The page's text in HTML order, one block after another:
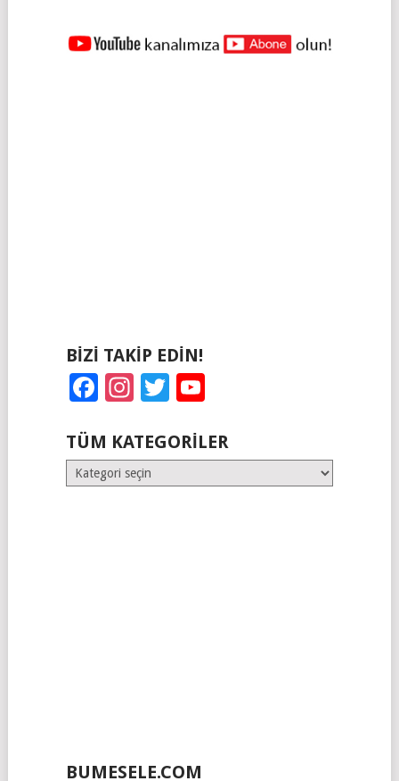
YAZILAR
BIZI TAKIP EDIN!
Facebook
Instagram
Twitter
TÜM KATEGORILER
Tüm
Kategoriler
BUMESELE.COM